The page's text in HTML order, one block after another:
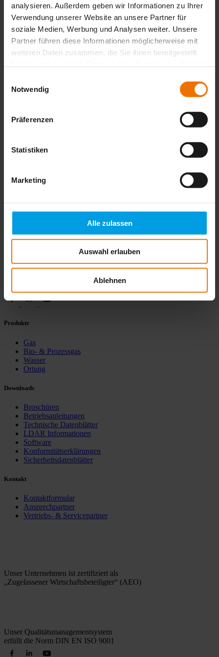
analysieren. Außerdem geben wir Informationen zu Ihrer
Verwendung unserer Website an unsere Partner für
soziale Medien, Werbung und Analysen weiter. Unsere
Partner führen diese Informationen möglicherweise mit
weiteren Daten zusammen, die Sie ihnen bereitgestellt
Notwendig
Präferenzen
Statistiken
Marketing
Alle zulassen
Auswahl erlauben
Ablehnen
Newsletter für nachhaltigen Erfolg.
Erhalten Sie unseren kostenlosen Newsletter mit Praxistipps,
Neuigkeiten und exklusiven Fachartikeln.
Jetzt Newsletter abonnieren
Hermann Sewerin GmbH
D-33334 Gütersloh
Produkte
Gas
Bio- & Prozessgas
Wasser
Ortung
Downloads
Broschüren
Betriebsanleitungen
Technische Datenblätter
LDAR Informationen
Software
Konformitätserklärungen
Sicherheitsdatenblätter
Kontakt
Kontaktformular
Ansprechpartner
Vertriebs- & Servicepartner
Unser Unternehmen ist zertifiziert als
„Zugelassener Wirtschaftsbeteiligter“ (AEO)
Unser Qualitätsmanagementsystem
erfüllt die Norm DIN EN ISO 9001